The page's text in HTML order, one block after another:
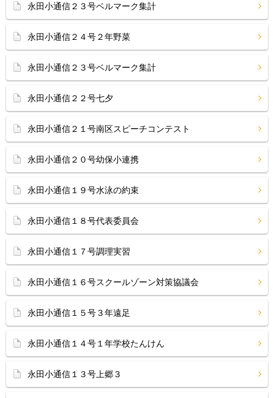
永田小通信２３号ベルマーク集計
永田小通信２４号２年野菜
永田小通信２３号ベルマーク集計
永田小通信２２号七夕
永田小通信２１号南区スピーチコンテスト
永田小通信２０号幼保小連携
永田小通信１９号水泳の約束
永田小通信１８号代表委員会
永田小通信１７号調理実習
永田小通信１６号スクールゾーン対策協議会
永田小通信１５号３年遠足
永田小通信１４号１年学校たんけん
永田小通信１３号上郷３